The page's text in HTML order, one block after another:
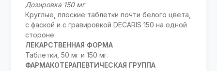
Дозировка 150 мг
Круглые, плоские таблетки почти белого цвета,
с фаской и с гравировкой DECARIS 150 на одной
стороне.
ЛЕКАРСТВЕННАЯ ФОРМА
Таблетки, 50 мг и 150 мг.
ФАРМАКОТЕРАПЕВТИЧЕСКАЯ ГРУППА